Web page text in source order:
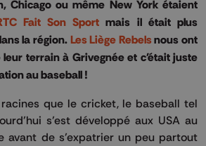
Chicago ou même New York étaient
Fait Son Sport mais il était plus
la région.Les Liège Rebelsnous ont
terrain à Grivegnée et c'était juste
au baseball !
que le cricket, le baseball tel
s’est développé aux USA au
avant de s’expatrier un peu partout